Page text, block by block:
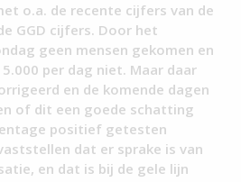
o.a. de recente cijfers van de
GGD cijfers. Door het
geen mensen gekomen en
per dag niet. Maar daar
en de komende dagen
of dit een goede schatting
positief getesten
dat er sprake is van
en dat is bij de gele lijn